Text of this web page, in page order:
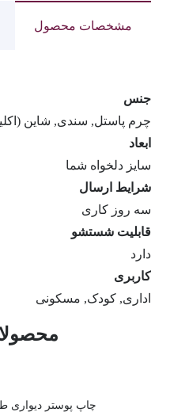
مشخصات محصول
جنس
چرم پاستل, سندی, شاین
ابعاد
سایز دلخواه شما
شرایط ارسال
سه روز کاری
قابلیت شستشو
دارد
کاربری
اداری, کودک, مسکونی
چاپ پوستر دیواری